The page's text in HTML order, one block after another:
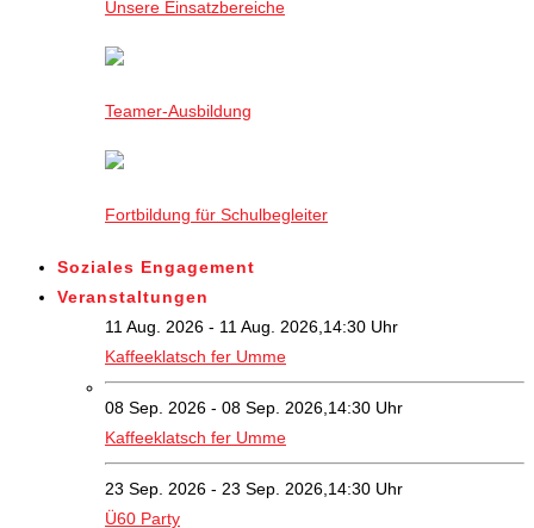
Unsere Einsatzbereiche
Teamer-Ausbildung
Fortbildung für Schulbegleiter
Soziales Engagement
Veranstaltungen
11 Aug. 2026 - 11 Aug. 2026,14:30 Uhr
Kaffeeklatsch fer Umme
08 Sep. 2026 - 08 Sep. 2026,14:30 Uhr
Kaffeeklatsch fer Umme
23 Sep. 2026 - 23 Sep. 2026,14:30 Uhr
Ü60 Party